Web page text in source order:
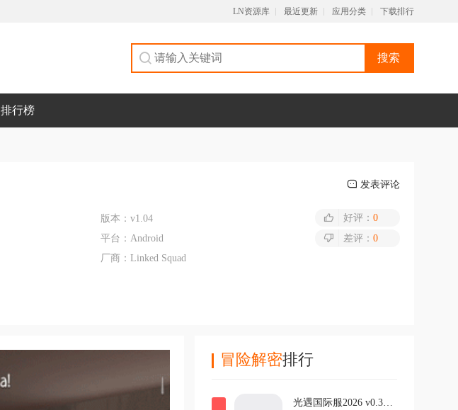
LN资源库 最近更新 应用分类 下载排行
搜索
排行榜
发表评论
版本： v1.04
平台： Android
厂商： Linked Squad
好评： 0
差评： 0
冒险解密排行